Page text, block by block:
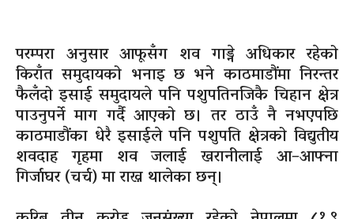
परम्परा अनुसार आफूसँग शव गाड्ने अधिकार रहेको
किराँत समुदायको भनाइ छ भने काठमाडौंमा निरन्तर
फैलँदो इसाई समुदायले पनि पशुपतिनजिकै चिहान क्षेत्र
पाउनुपर्ने माग गर्दै आएको छ। तर ठाउँ नै नभएपछि
काठमाडौंका धेरै इसाईले पनि पशुपति क्षेत्रको विद्युतीय
शवदाह गृहमा शव जलाई खरानीलाई आ–आफ्ना
गिर्जाघर (चर्च) मा राख्न थालेका छन्।